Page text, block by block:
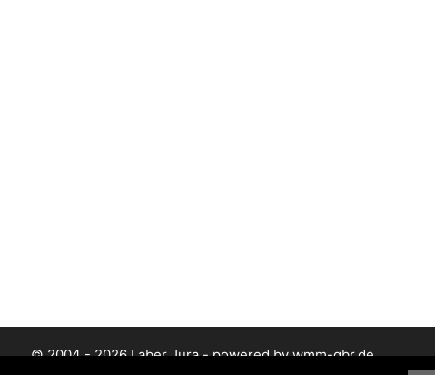
© 2004 - 2026 Laber Jura - powered by wmm-gbr.de